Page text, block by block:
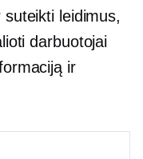
leidimus,
darbuotojai
ir